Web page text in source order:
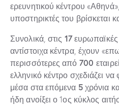
ερευνητικού κέντρου
υποστηρικτές του βρίσκεται
Συνολικά, στις 17ευρωπαϊκές
αντίστοιχα κέντρα, έχουν
περισσότερες από 700
ελληνικό κέντρο σχεδιάζει να
μέσα στα επόμενα 5χρόνια
ήδη ανοίξει ο 1ος κύκλος